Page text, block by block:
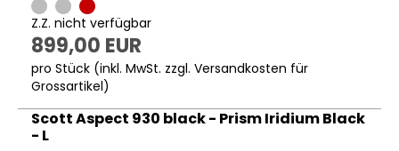
Z.Z. nicht verfügbar
899,00 EUR
pro Stück (inkl. MwSt. zzgl. Versandkosten für
Grossartikel)
Scott Aspect 930 black - Prism Iridium Black
- L